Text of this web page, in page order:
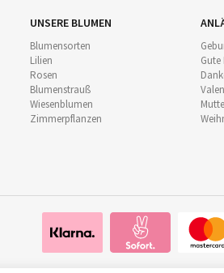
UNSERE BLUMEN
Blumensorten
Lilien
Rosen
Blumenstrauß
Wiesenblumen
Zimmerpflanzen
Gute